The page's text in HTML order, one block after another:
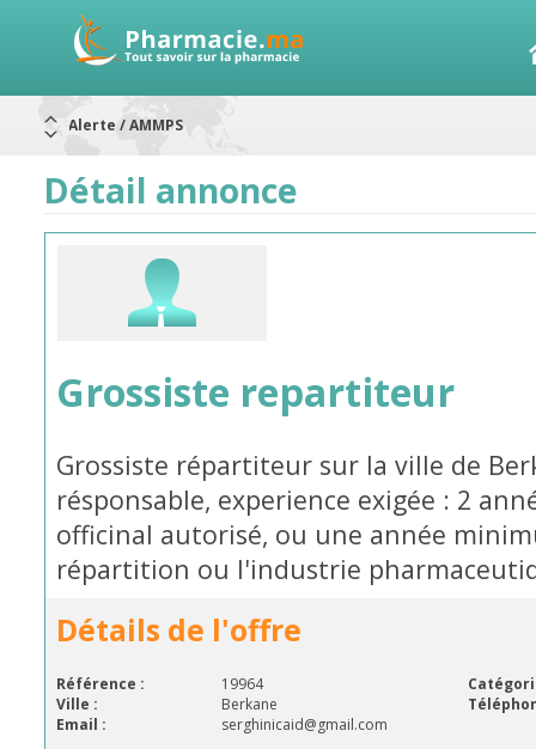
Alerte / AMMPS
Nouveau : Déclaration d'effets indésirables
ARRÊT DE COMMERCIALISATION
RAPPELS DE LOTS
Rappel de lots : préparations lactées
Détail annonce
Grossiste repartiteur
Grossiste répartiteur sur la ville de
résponsable, experience exigée : 2
officinal autorisé, ou une année
répartition ou l'industrie
Détails de l'offre
Référence : 19964
Ville :
Berkane
Email :
serghinicaid@gmail.com